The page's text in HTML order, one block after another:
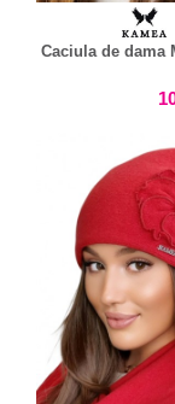
Caciula de dama